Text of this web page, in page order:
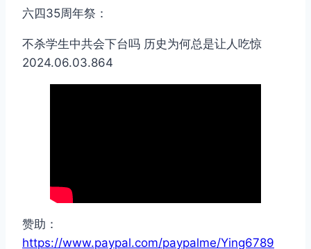
六四35周年祭：
不杀学生中共会下台吗 历史为何总是让人吃惊
2024.06.03.864
赞助：
https://www.paypal.com/paypalme/Ying6789